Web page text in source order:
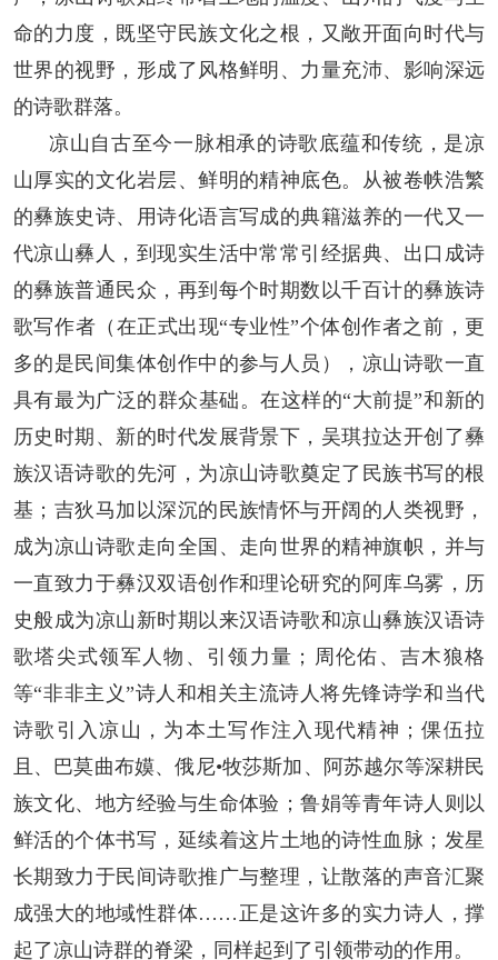
命的力度，既坚守民族文化之根，又敞开面向时代与
世界的视野，形成了风格鲜明、力量充沛、影响深远
的诗歌群落。
凉山自古至今一脉相承的诗歌底蕴和传统，是凉
山厚实的文化岩层、鲜明的精神底色。从被卷帙浩繁
的彝族史诗、用诗化语言写成的典籍滋养的一代又一
代凉山彝人，到现实生活中常常引经据典、出口成诗
的彝族普通民众，再到每个时期数以千百计的彝族诗
歌写作者（在正式出现“专业性”个体创作者之前，更
多的是民间集体创作中的参与人员），凉山诗歌一直
具有最为广泛的群众基础。在这样的“大前提”和新的
历史时期、新的时代发展背景下，吴琪拉达开创了彝
族汉语诗歌的先河，为凉山诗歌奠定了民族书写的根
基；吉狄马加以深沉的民族情怀与开阔的人类视野，
成为凉山诗歌走向全国、走向世界的精神旗帜，并与
一直致力于彝汉双语创作和理论研究的阿库乌雾，历
史般成为凉山新时期以来汉语诗歌和凉山彝族汉语诗
歌塔尖式领军人物、引领力量；周伦佑、吉木狼格
等“非非主义”诗人和相关主流诗人将先锋诗学和当代
诗歌引入凉山，为本土写作注入现代精神；倮伍拉
且、巴莫曲布嫫、俄尼•牧莎斯加、阿苏越尔等深耕民
族文化、地方经验与生命体验；鲁娟等青年诗人则以
鲜活的个体书写，延续着这片土地的诗性血脉；发星
长期致力于民间诗歌推广与整理，让散落的声音汇聚
成强大的地域性群体……正是这许多的实力诗人，撑
起了凉山诗群的脊梁，同样起到了引领带动的作用。